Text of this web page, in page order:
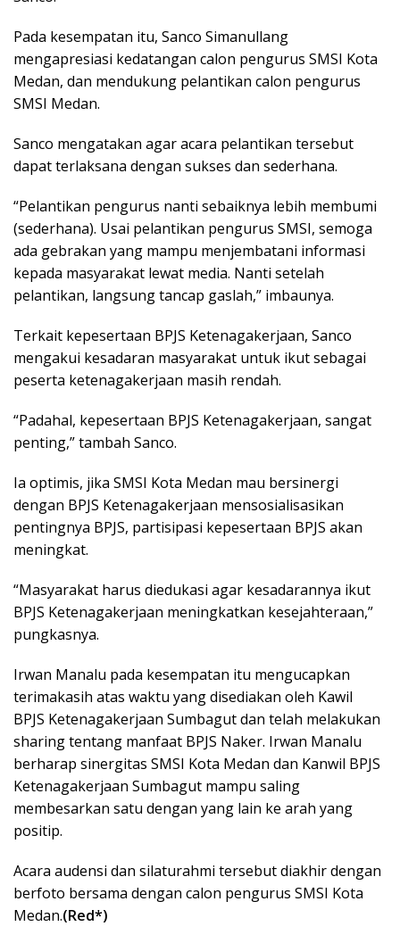
Pada kesempatan itu, Sanco Simanullang
mengapresiasi kedatangan calon pengurus SMSI Kota
Medan, dan mendukung pelantikan calon pengurus
SMSI Medan.
Sanco mengatakan agar acara pelantikan tersebut
dapat terlaksana dengan sukses dan sederhana.
“Pelantikan pengurus nanti sebaiknya lebih membumi
(sederhana). Usai pelantikan pengurus SMSI, semoga
ada gebrakan yang mampu menjembatani informasi
kepada masyarakat lewat media. Nanti setelah
pelantikan, langsung tancap gaslah,” imbaunya.
Terkait kepesertaan BPJS Ketenagakerjaan, Sanco
mengakui kesadaran masyarakat untuk ikut sebagai
peserta ketenagakerjaan masih rendah.
“Padahal, kepesertaan BPJS Ketenagakerjaan, sangat
penting,” tambah Sanco.
Ia optimis, jika SMSI Kota Medan mau bersinergi
dengan BPJS Ketenagakerjaan mensosialisasikan
pentingnya BPJS, partisipasi kepesertaan BPJS akan
meningkat.
“Masyarakat harus diedukasi agar kesadarannya ikut
BPJS Ketenagakerjaan meningkatkan kesejahteraan,”
pungkasnya.
Irwan Manalu pada kesempatan itu mengucapkan
terimakasih atas waktu yang disediakan oleh Kawil
BPJS Ketenagakerjaan Sumbagut dan telah melakukan
sharing tentang manfaat BPJS Naker. Irwan Manalu
berharap sinergitas SMSI Kota Medan dan Kanwil BPJS
Ketenagakerjaan Sumbagut mampu saling
membesarkan satu dengan yang lain ke arah yang
positip.
Acara audensi dan silaturahmi tersebut diakhir dengan
berfoto bersama dengan calon pengurus SMSI Kota
Medan.(Red*)